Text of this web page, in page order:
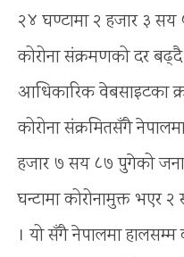
२४ घण्टामा २ हजार ३
कोरोना संक्रमणको दर
आधिकारिक वेबसाइटका
कोरोना संक्रमितसँगै
हजार ७ सय ८७ पुगेको
घन्टामा कोरोनामुक्त भएर
। यो सँगै नेपालमा